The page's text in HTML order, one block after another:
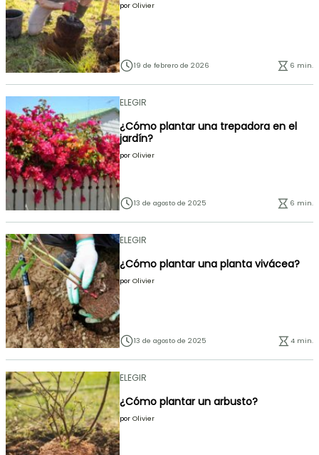
por Olivier
19 de febrero de 2026 6 min.
ELEGIR
¿Cómo plantar una trepadora en el
jardín?
por Olivier
13 de agosto de 2025 6 min.
ELEGIR
¿Cómo plantar una planta vivácea?
por Olivier
13 de agosto de 2025 4 min.
ELEGIR
¿Cómo plantar un arbusto?
por Olivier